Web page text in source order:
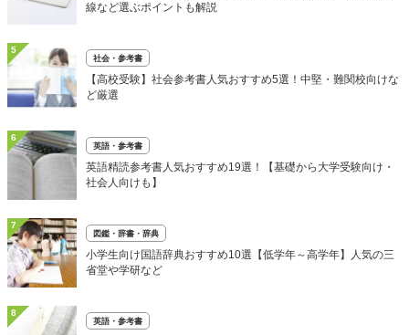
線など選ぶポイントも解説
5
社会・参考書
【高校受験】社会参考書人気おすすめ5選！中堅・難関校向けな
ど厳選
6
英語・参考書
英語精読参考書人気おすすめ19選！【基礎から大学受験向け・
社会人向けも】
7
図鑑・辞書・辞典
小学生向け国語辞典おすすめ10選【低学年～高学年】人気の三
省堂や学研など
8
英語・参考書